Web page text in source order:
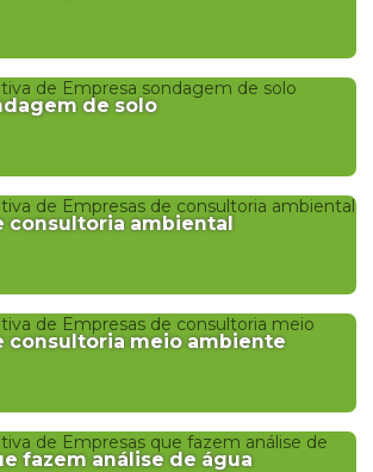
de solo
consultoria ambiental
consultoria meio ambiente
fazem análise de água